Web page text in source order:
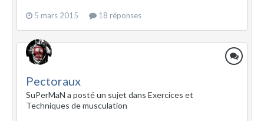
5 mars 2015 18 réponses
Pectoraux
SuPerMaN a posté un sujet dans Exercices et
Techniques de musculation